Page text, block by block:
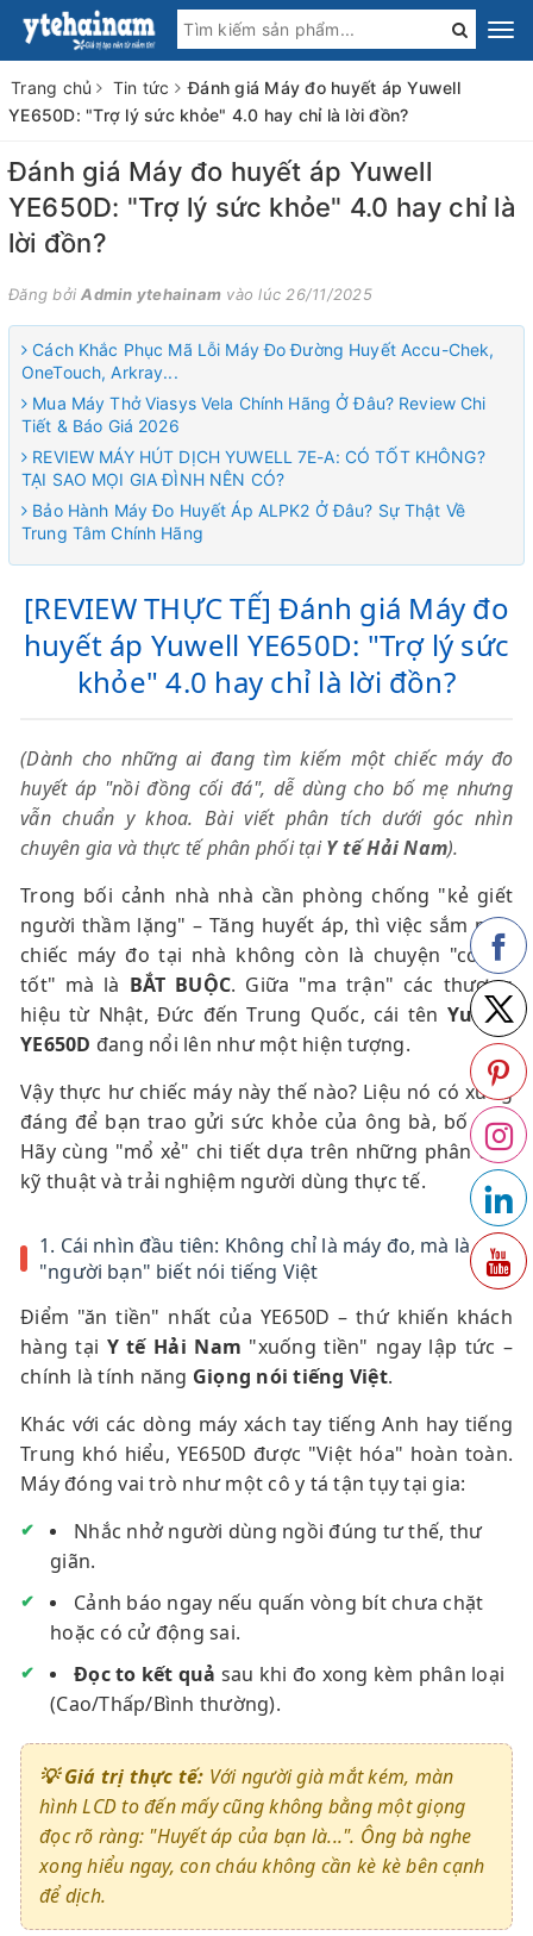
Trang chủ Tin tức
Đánh giá Máy đo huyết áp Yuwell
YE650D: "Trợ lý sức khỏe" 4.0 hay chỉ là lời đồn?
Đánh giá Máy đo huyết áp Yuwell
YE650D: "Trợ lý sức khỏe" 4.0 hay chỉ là
lời đồn?
Đăng bởiAdmin ytehainam vào lúc 26/11/2025
Cách Khắc Phục Mã Lỗi Máy Đo Đường Huyết Accu-Chek,
OneTouch, Arkray...
Mua Máy Thở Viasys Vela Chính Hãng Ở Đâu? Review Chi
Tiết & Báo Giá 2026
REVIEW MÁY HÚT DỊCH YUWELL 7E-A: CÓ TỐT KHÔNG?
TẠI SAO MỌI GIA ĐÌNH NÊN CÓ?
Bảo Hành Máy Đo Huyết Áp ALPK2 Ở Đâu? Sự Thật Về
Trung Tâm Chính Hãng
[REVIEW THỰC TẾ] Đánh giá Máy đo
huyết áp Yuwell YE650D: "Trợ lý sức
khỏe" 4.0 hay chỉ là lời đồn?
(Dành cho những ai đang tìm kiếm một chiếc máy đo
huyết áp "nồi đồng cối đá", dễ dùng cho bố mẹ nhưng
vẫn chuẩn y khoa. Bài viết phân tích dưới góc nhìn
chuyên gia và thực tế phân phối tạiY tế Hải Nam).
Trong bối cảnh nhà nhà cần phòng chống "kẻ giết
người thầm lặng" – Tăng huyết áp, thì việc sắm một
chiếc máy đo tại nhà không còn là chuyện "có thì
tốt" mà là BẮT BUỘC. Giữa "ma trận" các thương
hiệu từ Nhật, Đức đến Trung Quốc, cái tên Yuwell
YE650D đang nổi lên như một hiện tượng.
Vậy thực hư chiếc máy này thế nào? Liệu nó có xứng
đáng để bạn trao gửi sức khỏe của ông bà, bố mẹ?
Hãy cùng "mổ xẻ" chi tiết dựa trên những phân tích
kỹ thuật và trải nghiệm người dùng thực tế.
1. Cái nhìn đầu tiên: Không chỉ là máy đo, mà là
"người bạn" biết nói tiếng Việt
Điểm "ăn tiền" nhất của YE650D – thứ khiến khách
hàng tại Y tế Hải Nam "xuống tiền" ngay lập tức –
chính là tính năng Giọng nói tiếng Việt.
Khác với các dòng máy xách tay tiếng Anh hay tiếng
Trung khó hiểu, YE650D được "Việt hóa" hoàn toàn.
Máy đóng vai trò như một cô y tá tận tụy tại gia:
Nhắc nhở người dùng ngồi đúng tư thế, thư
giãn.
Cảnh báo ngay nếu quấn vòng bít chưa chặt
hoặc có cử động sai.
Đọc to kết quả sau khi đo xong kèm phân loại
(Cao/Thấp/Bình thường).
💡 Giá trị thực tế: Với người già mắt kém, màn
hình LCD to đến mấy cũng không bằng một giọng
đọc rõ ràng: "Huyết áp của bạn là...". Ông bà nghe
xong hiểu ngay, con cháu không cần kè kè bên cạnh
để dịch.